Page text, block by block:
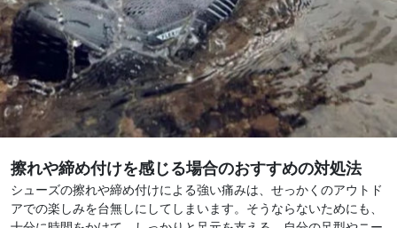
擦れや締め付けを感じる場合のおすすめの対処法
シューズの擦れや締め付けによる強い痛みは、せっかくのアウトド
アでの楽しみを台無しにしてしまいます。そうならないためにも、